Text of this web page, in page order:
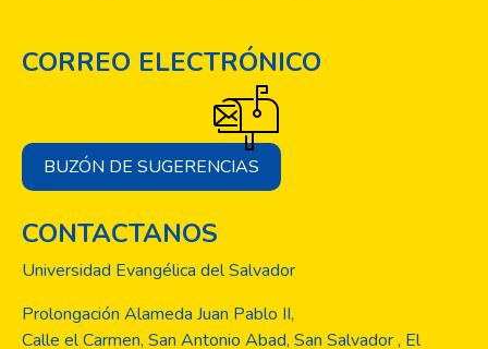
CORREO ELECTRÓNICO
BUZÓN DE SUGERENCIAS
CONTACTANOS
Universidad Evangélica del Salvador
Prolongación Alameda Juan Pablo II,
Calle el Carmen, San Antonio Abad, San Salvador , El